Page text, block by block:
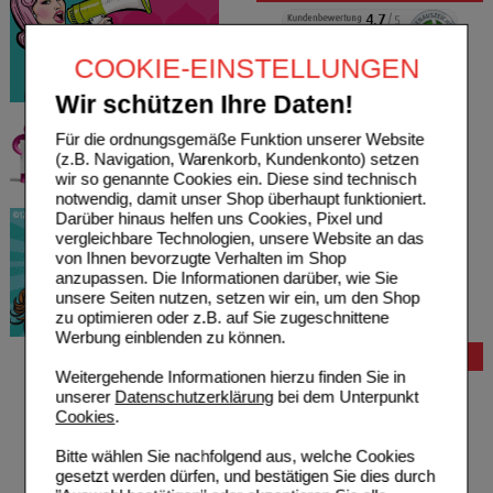
COOKIE-EINSTELLUNGEN
Wir schützen Ihre Daten!
Für die ordnungsgemäße Funktion unserer Website
(z.B. Navigation, Warenkorb, Kundenkonto) setzen
wir so genannte Cookies ein. Diese sind technisch
notwendig, damit unser Shop überhaupt funktioniert.
Darüber hinaus helfen uns Cookies, Pixel und
vergleichbare Technologien, unsere Website an das
von Ihnen bevorzugte Verhalten im Shop
anzupassen. Die Informationen darüber, wie Sie
unsere Seiten nutzen, setzen wir ein, um den Shop
zu optimieren oder z.B. auf Sie zugeschnittene
Werbung einblenden zu können.
Weitergehende Informationen hierzu finden Sie in
unserer Datenschutzerklärungbei dem Unterpunkt
Cookies.
Bitte wählen Sie nachfolgend aus, welche Cookies
gesetzt werden dürfen, und bestätigen Sie dies durch
Hilfe zur Anmeldung
Hilfe zum Bestellvorgang
Rezepte einlösen
Freiumschläge anfordern
Freiumschläge downloaden